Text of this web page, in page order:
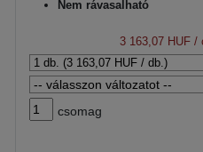
Nem rávasalható
3 163,07 HUF/
csomag